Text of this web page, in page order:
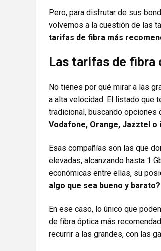
Pero, para disfrutar de sus
volvemos a la cuestión de las
tarifas de fibra más
Las tarifas de fibra
No tienes por qué mirar a las
a alta velocidad. El listado que
tradicional, buscando opciones
Vodafone, Orange, Jazztel o
Esas compañías son las que
elevadas, alcanzando hasta 1
económicas entre ellas, su
algo que sea bueno y barato?
En ese caso, lo único que
de fibra óptica más
recurrir a las grandes, con las